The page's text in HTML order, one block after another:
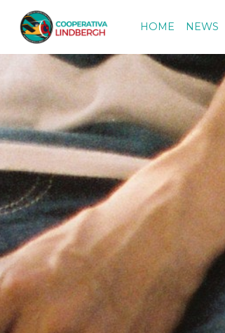
Salta al contenuto principale
HOME NEWS